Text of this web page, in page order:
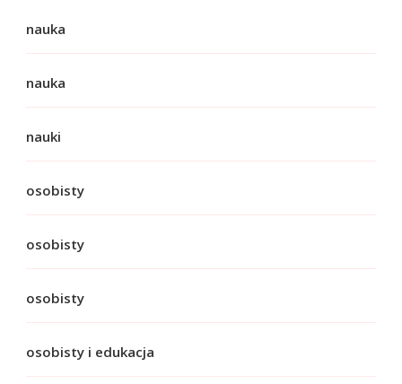
nauka
nauka
nauki
osobisty
osobisty
osobisty
osobisty i edukacja